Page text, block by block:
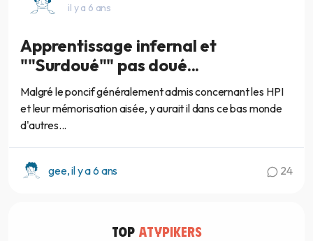
il y a 6 ans
Apprentissage infernal et
""Surdoué"" pas doué...
Malgré le poncif généralement admis concernant les HPI
et leur mémorisation aisée, y aurait il dans ce bas monde
d'autres...
gee, il y a 6 ans 24
TOP ATYPIKERS